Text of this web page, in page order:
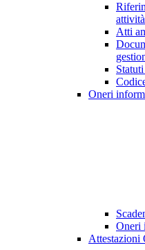
attività
Atti
Oneri
Oneri
Attestazioni